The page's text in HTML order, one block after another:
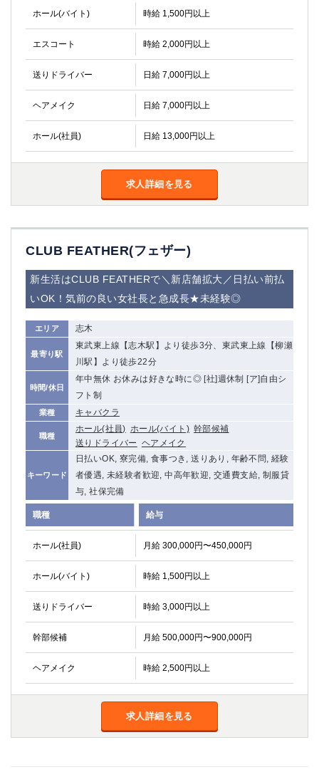
ホール(バイト) 時給 1,500円以上
エスコート 時給 2,000円以上
送りドライバー 日給 7,000円以上
ヘアメイク 日給 7,000円以上
ホール(社員) 日給 13,000円以上
求人詳細を見る
CLUB FEATHER(フェザー)
新生活はCLUB FEATHERで＼新店舗拡大／日払い前払
いOK！気前の良い女社長と急成長★未経験◎
エリア 志木
最寄り駅
東武東上線【志木駅】より徒歩3分、東武東上線【柳瀬
川駅】より徒歩22分
時間/休日
年中無休 お休みは好きな時に◎ [社]週休制 [ア]自由シ
フト制
業種 キャバクラ
職種
ホール(社員) ホール(バイト) 幹部候補
送りドライバー ヘアメイク
キーワード
日払いOK, 寮完備, 食事つき, 送りあり, 年齢不問, 経験
者優遇, 未経験者歓迎, 中高年歓迎, 交通費支給, 制服貸
与, 社保完備
職種 給与
ホール(社員) 月給 300,000円〜450,000円
ホール(バイト) 時給 1,500円以上
送りドライバー 時給 3,000円以上
幹部候補 月給 500,000円〜900,000円
ヘアメイク 時給 2,500円以上
求人詳細を見る
高崎 館林
0